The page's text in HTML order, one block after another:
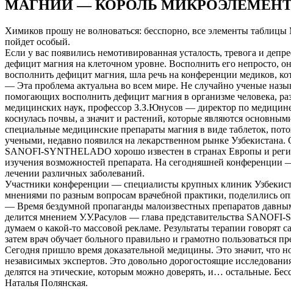
МАГНИЙ — КОРОЛЬ
Химиков прошу не волноваться: бесспорно, все элементы
пойдет особый.
Если у вас появились немотивированная усталость, тревога и
дефицит магния на клеточном уровне. Восполнить его непросто,
восполнить дефицит магния, шла речь на конференции медиков,
— Эта проблема актуальна во всем мире. Не случайно ученые
помогающих восполнить дефицит магния в организме человека,
медицинских наук, профессор З.З.Юнусов — директор по
коснулась почвы, а значит и растений, которые являются
специальные медицинские препараты магния в виде таблеток,
учеными, недавно появился на лекарственном рынке
SANOFI-SYNTHELADO хорошо известен в странах Европы и
изучения возможностей препарата. На сегодняшней
лечении различных заболеваний.
Участники конференции — специалисты крупных клиник
мнениями по разным вопросам врачебной практики, поделились
— Время бездумной пропаганды малоизвестных препаратов
делится мнением У.У.Расулов — глава представительства
думаем о какой-то массовой рекламе. Результаты терапии
затем врач обучает больного правильно и грамотно пользоваться
Сегодня пришло время доказательной медицины. Это значит, что
независимых экспертов. Это довольно дорогостоящие
делятся на этические, которым можно доверять, и… остальные.
Наталья Полянская.